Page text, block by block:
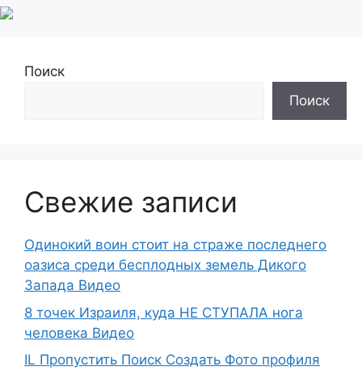
Поиск
Поиск
Свежие записи
Одинокий воин стоит на страже последнего
оазиса среди бесплодных земель Дикого
Запада Видео
8 точек Израиля, куда НЕ СТУПАЛА нога
человека Видео
IL Пропустить Поиск Создать Фото профиля